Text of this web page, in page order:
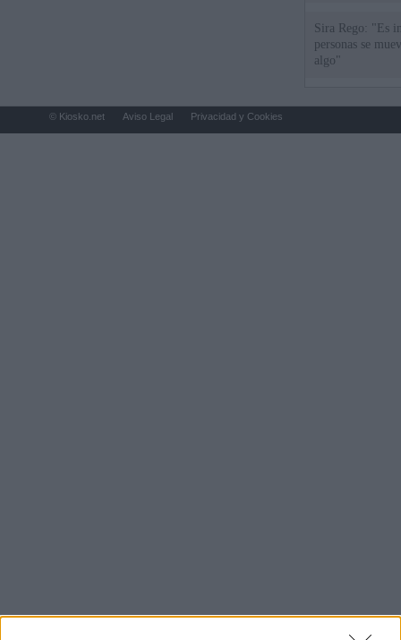
Sira Rego: "Es
personas se
algo"
© Kiosko.net Aviso Legal Privacidad y Cookies